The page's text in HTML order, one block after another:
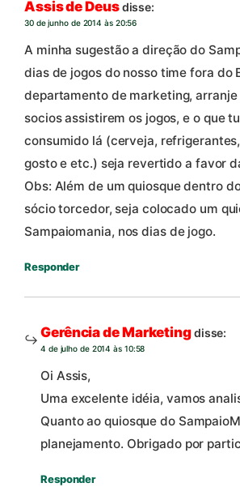
Assis de Deusdisse:
30 de junho de 2014 às 20:56
A minha sugestão a direção do
dias de jogos do nosso time fora do
departamento de marketing, arranje
socios assistirem os jogos, e o que
consumido lá (cerveja,
gosto e etc.) seja revertido a favor
Obs: Além de um quiosque dentro
sócio torcedor, seja colocado um
Sampaiomania, nos dias de jogo.
Responder
Gerência de Marketingdisse:
4 de julho de 2014 às 10:58
Oi Assis,
Uma excelente idéia, vamos
Quanto ao quiosque do
planejamento. Obrigado por
Responder